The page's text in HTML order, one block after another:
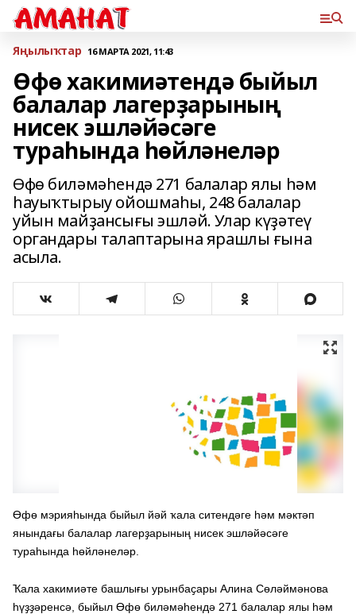
Яңылыҡтар 16 МАРТА 2021, 11:43
Өфө хакимиәтендә быйыл
балалар лагерҙарының
нисек эшләйәсәге
тураһында һөйләнеләр
Өфө биләмәһендә 271 балалар ялы һәм
һауыҡтырыу ойошмаһы, 248 балалар
уйын майҙансығы эшләй. Улар күҙәтеү
органдары талаптарына ярашлы ғына
асыла.
Өфө мэрияһында быйыл йәй ҡала ситендәге һәм мәктәп
янындағы балалар лагерҙарының нисек эшләйәсәге
тураһында һөйләнеләр.
Ҡала хакимиәте башлығы урынбаҫары Алина Сөләймәнова
һүҙҙәренсә, быйыл Өфө биләмәһендә 271 балалар ялы һәм